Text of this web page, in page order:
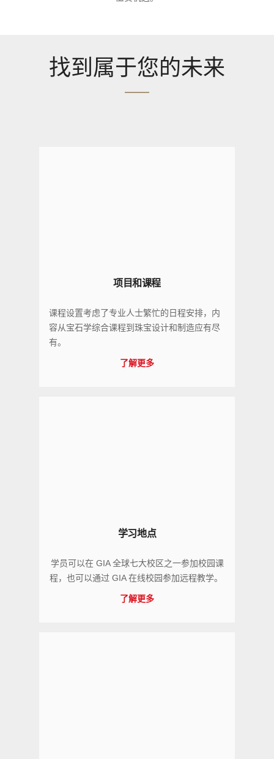
找到属于您的未来
项目和课程
课程设置考虑了专业人士繁忙的日程安排，内
容从宝石学综合课程到珠宝设计和制造应有尽
有。
了解更多
学习地点
学员可以在 GIA 全球七大校区之一参加校园课
程，也可以通过 GIA 在线校园参加远程教学。
了解更多